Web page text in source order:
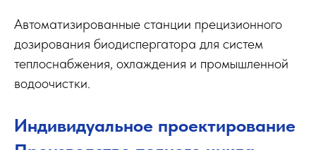
Автоматизированные станции прецизионного
дозирования биодиспергатора для систем
теплоснабжения, охлаждения и промышленной
водоочистки.
Индивидуальное проектирование